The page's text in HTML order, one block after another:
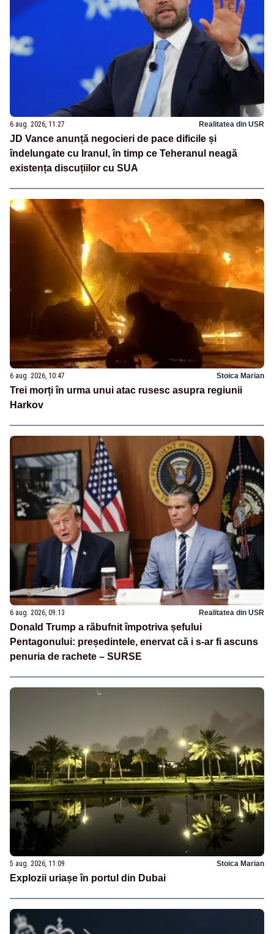
6 aug. 2026, 11:27 Realitatea din USR
JD Vance anunță negocieri de pace dificile și
îndelungate cu Iranul, în timp ce Teheranul neagă
existența discuțiilor cu SUA
6 aug. 2026, 10:47 Stoica Marian
Trei morți în urma unui atac rusesc asupra regiunii
Harkov
6 aug. 2026, 09:13 Realitatea din USR
Donald Trump a răbufnit împotriva șefului
Pentagonului: președintele, enervat că i s-ar fi ascuns
penuria de rachete – SURSE
5 aug. 2026, 11:09 Stoica Marian
Explozii uriașe în portul din Dubai